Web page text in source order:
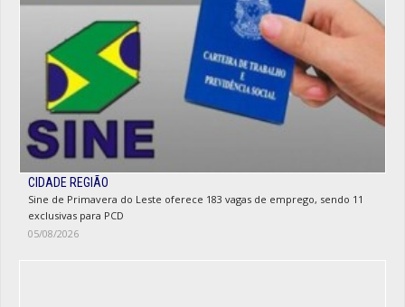
CIDADE REGIÃO
Sine de Primavera do Leste oferece 183 vagas de emprego, sendo 11
exclusivas para PCD
05/08/2026